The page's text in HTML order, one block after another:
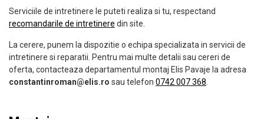
Serviciile de intretinere le puteti realiza si tu, respectand
recomandarile de intretinere din site.
La cerere, punem la dispozitie o echipa specializata in servicii de
intretinere si reparatii. Pentru mai multe detalii sau cereri de
oferta, contacteaza departamentul montaj Elis Pavaje la adresa
constantinroman@elis.ro sau telefon 0742 007 368